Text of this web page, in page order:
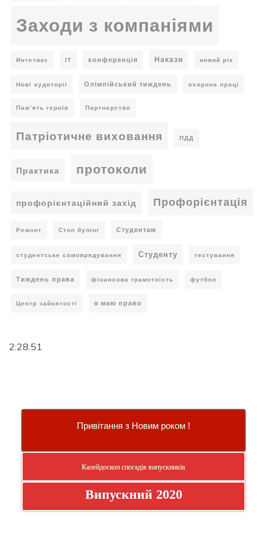
Заходи з компаніями
Интетикс ІТ конференція Накази новий рік
Нові аудиторії Олімпійський тиждень охорона праці
Пам’ять героїв Партнерство
Патріотичне виховання ПДД
Практика протоколи
профорієнтаційний захід Профорієнтація
Ремонт Стоп булінг Студентам
студентське самоврядування Студенту тестування
Тиждень права фінансова грамотність футбол
Центр зайнятості я маю право
2:28:52
Привітання з Новим роком !
Калейдоскоп спогадів випускників
Випускний 2020